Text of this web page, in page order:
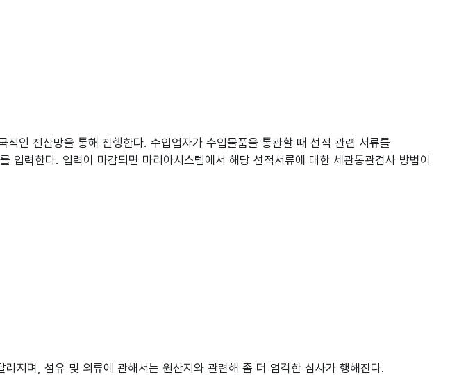
전산망을 통해 진행한다. 수입업자가 수입물품을 통관할 때 선적 관련 서류를
력한다. 입력이 마감되면 마리아시스템에서 해당 선적서류에 대한 세관통관검사 방법이
지며, 섬유 및 의류에 관해서는 원산지와 관련해 좀 더 엄격한 심사가 행해진다.